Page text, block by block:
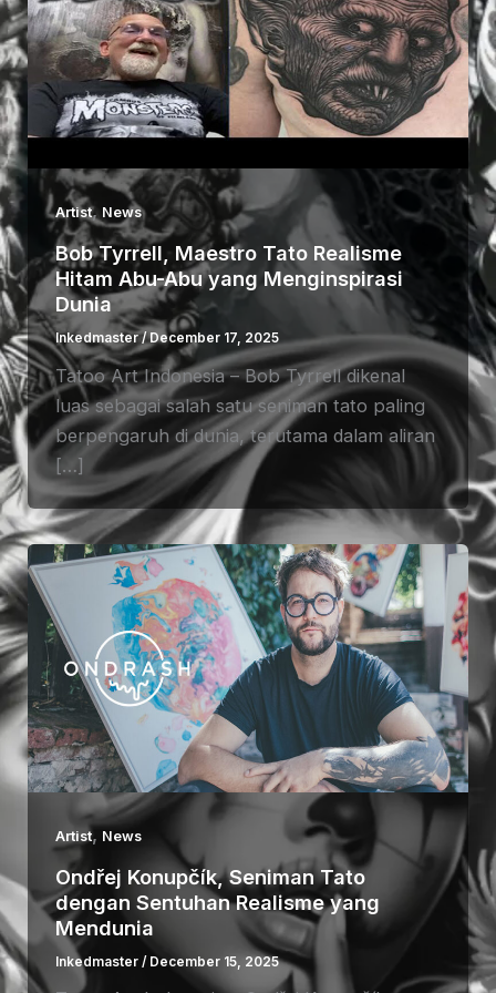
Artist, News
Bob Tyrrell, Maestro Tato Realisme
Hitam Abu-Abu yang Menginspirasi
Dunia
Inkedmaster/December 17, 2025
Tatoo Art Indonesia – Bob Tyrrell dikenal
luas sebagai salah satu seniman tato paling
berpengaruh di dunia, terutama dalam aliran
[…]
Artist, News
Ondřej Konupčík, Seniman Tato
dengan Sentuhan Realisme yang
Mendunia
Inkedmaster / December 15, 2025